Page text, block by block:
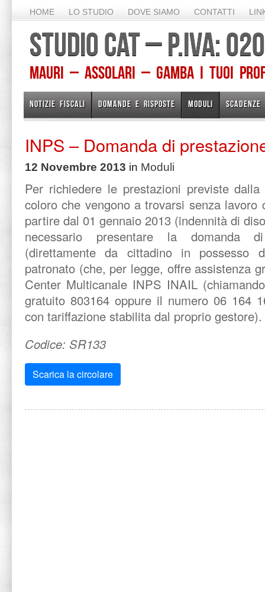
HOME LO STUDIO DOVE SIAMO CONTATTI
STUDIO CAT – P.IVA:
Mauri – Assolari – Gamba I TUOI
NOTIZIE FISCALI DOMANDE E RISPOSTE MODULI SCADENZE
INPS – Domanda di
12 Novembre 2013 in Moduli
Per richiedere le prestazioni previste
coloro che vengono a trovarsi senza lavoro
partire dal 01 gennaio 2013 (indennità di
necessario presentare la domanda
(direttamente da cittadino in possesso
patronato (che, per legge, offre assistenza
Center Multicanale INPS INAIL
gratuito 803164 oppure il numero 06 164
con tariffazione stabilita dal proprio gestore).
Codice: SR133
Scarica la circolare